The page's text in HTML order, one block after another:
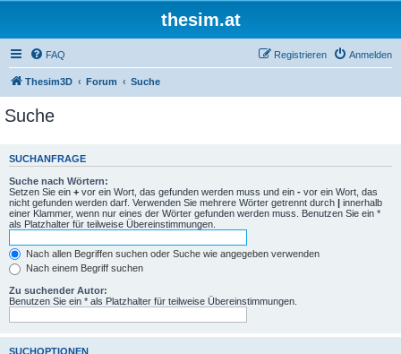
thesim.at
FAQ Anmelden
Registrieren
Thesim3D Forum Suche
Suche
SUCHANFRAGE
Suche nach Wörtern:
Setzen Sie ein + vor ein Wort, das gefunden werden muss und ein - vor ein Wort, das
nicht gefunden werden darf. Verwenden Sie mehrere Wörter getrennt durch | innerhalb
einer Klammer, wenn nur eines der Wörter gefunden werden muss. Benutzen Sie ein *
als Platzhalter für teilweise Übereinstimmungen.
Nach allen Begriffen suchen oder Suche wie angegeben verwenden
Nach einem Begriff suchen
Zu suchender Autor:
Benutzen Sie ein * als Platzhalter für teilweise Übereinstimmungen.
SUCHOPTIONEN